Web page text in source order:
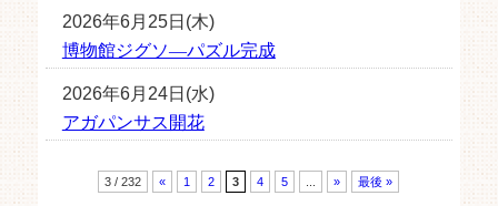
2026年6月25日(木)
博物館ジグソ―パズル完成
2026年6月24日(水)
アガパンサス開花
3 / 232 « 1 2 3 4 5 » 最後 »